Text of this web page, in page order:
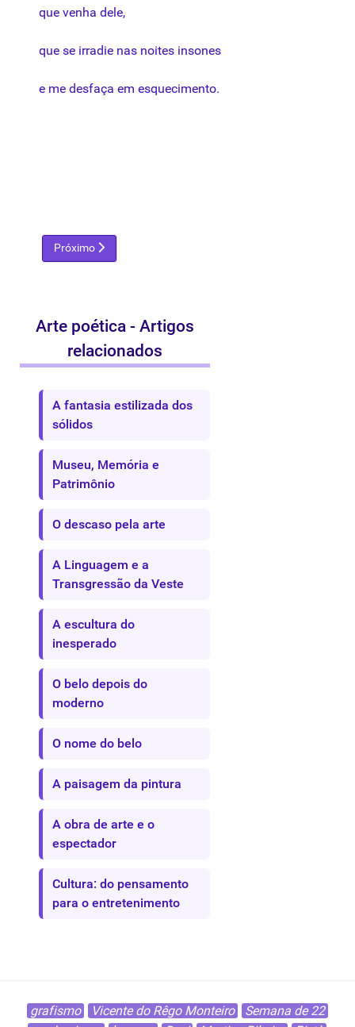
que venha dele,
que se irradie nas noites insones
e me desfaça em esquecimento.
Próximo artigo: Miguel, Anjo
Próximo
Arte poética - Artigos
relacionados
A fantasia estilizada dos
sólidos
Museu, Memória e
Patrimônio
O descaso pela arte
A Linguagem e a
Transgressão da Veste
A escultura do
inesperado
O belo depois do
moderno
O nome do belo
A paisagem da pintura
A obra de arte e o
espectador
Cultura: do pensamento
para o entretenimento
grafismo Vicente do Rêgo Monteiro
Semana de 22